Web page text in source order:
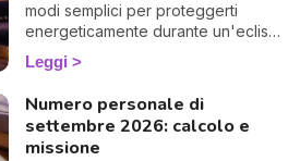
modi semplici per proteggerti
energeticamente durante un'eclissi
e viverla con dolcezza. 🛡️🌒
Leggi
Numero personale di
settembre 2026: calcolo e
missione